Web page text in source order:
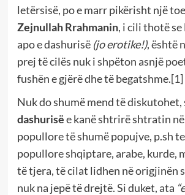
letërsisë, po e marr pikërisht një
Zejnullah Rrahmanin, i cili thotë
apo e dashurisë (jo erotike!), është
prej të cilës nuk i shpëton asnjë
fushën e gjërë dhe të begatshme.[1]
Nuk do shumë mend të diskutohet,
dashurisëe kanë shtrirë shtratin
popullore të shumë popujve, p.sh
popullore shqiptare, arabe, kurde,
të tjera, të cilat lidhen në origjinën
nuk na jepë të drejtë. Si duket, ata